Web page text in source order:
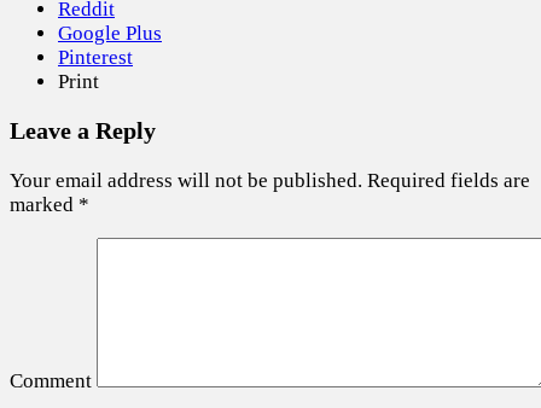
Reddit
Google Plus
Pinterest
Print
Leave a Reply
Your email address will not be published. Required fields are
marked *
Comment